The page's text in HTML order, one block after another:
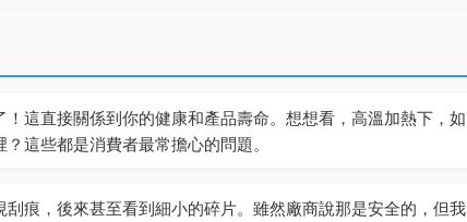
這直接關係到你的健康和產品壽命。想想看，高溫加熱下，如
這些都是消費者最常擔心的問題。
痕，後來甚至看到細小的碎片。雖然廠商說那是安全的，但我